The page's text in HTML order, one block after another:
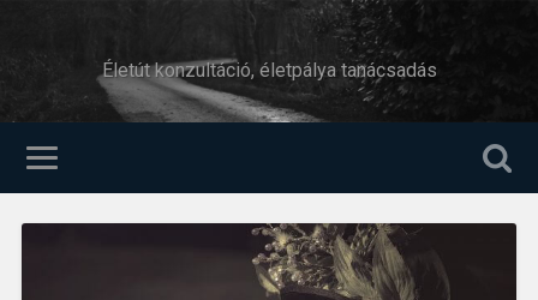
Életút konzultáció, életpálya tanácsadás